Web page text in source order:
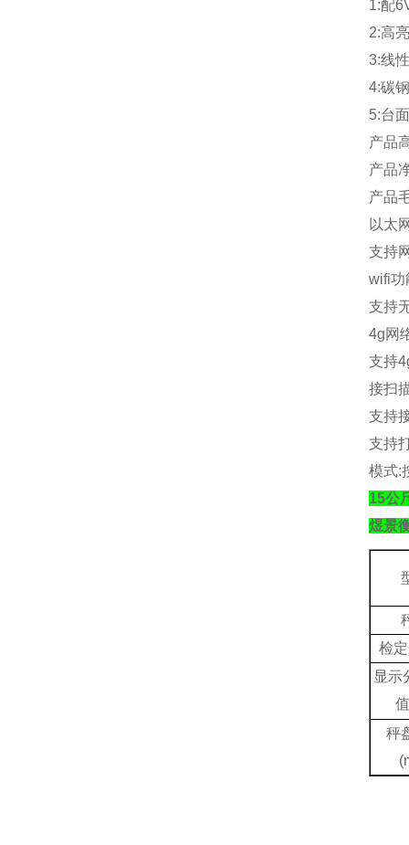
1:配
2:高
3:线
4:碳
5:台
产品
产品
产品
以太
支持
wifi功
支持
4g网
支持
接扫
支持
支持
模式:
15公
煜景
检
显示
值
秤